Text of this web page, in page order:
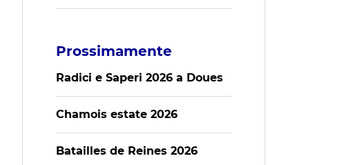
Prossimamente
Radici e Saperi 2026 a Doues
Chamois estate 2026
Batailles de Reines 2026